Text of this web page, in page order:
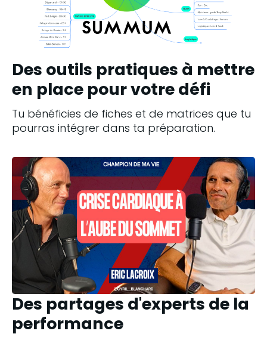
Des outils pratiques à mettre
en place pour votre défi
Tu bénéficies de fiches et de matrices que tu
pourras intégrer dans ta préparation.
Des partages d'experts de la
performance